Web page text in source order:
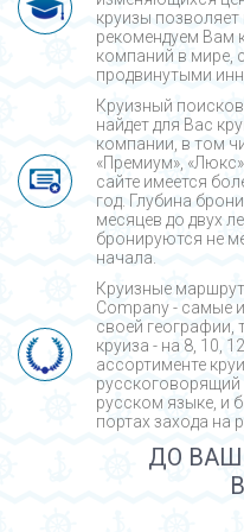
круизы
рекомендуем Вам
компаний в
продвинутыми
Круизный
найдет для Вас
компании, в том
«Премиум»,
сайте имеется
год. Глубина
месяцев до двух
бронируются не
начала.
Круизные
Company - cамые
своей географии,
круиза - на 8, 10,
ассортименте
русском языке, и
портах захода на
ДО